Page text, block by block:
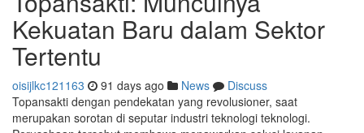
Kekuatan Baru dalam Sektor
Tertentu
oisijlkc121163 91 days ago News
Discuss
Topansakti dengan pendekatan yang revolusioner, saat
merupakan sorotan di seputar industri teknologi teknologi.